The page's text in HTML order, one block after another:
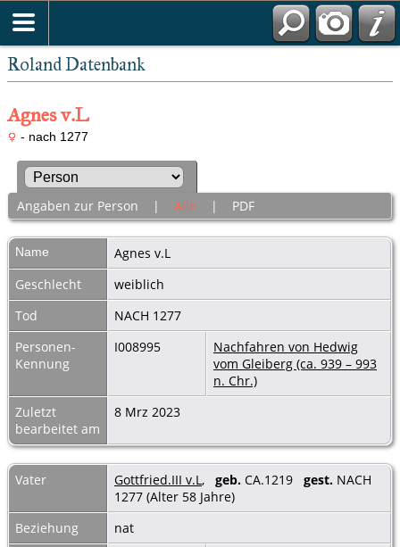
Roland Datenbank
Agnes v.L
- nach 1277
Angaben zur Person | Alle | PDF
Name Agnes v.L
Geschlecht
weiblich
Tod
NACH 1277
Personen-
Kennung
I008995
Nachfahren von Hedwig
vom Gleiberg (ca. 939 – 993
n. Chr.)
Zuletzt
bearbeitet am
8 Mrz 2023
Vater Gottfried.III v.L, geb. CA.1219 gest. NACH
1277 (Alter 58 Jahre)
Beziehung
nat